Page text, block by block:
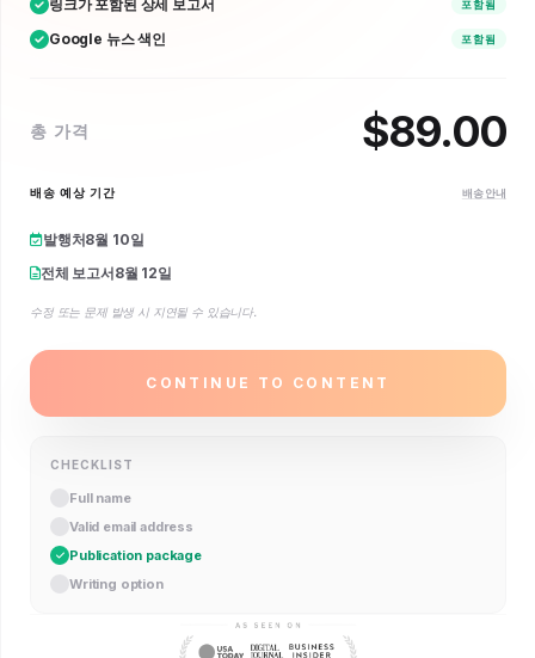
링크가 포함된 상세 보고서 포함됨
Google 뉴스 색인 포함됨
총 가격 $89.00
배송 예상 기간 배송 안내
발행처8월 10일
전체 보고서8월 12일
수정 또는 문제 발생 시 지연될 수 있습니다.
CONTINUE TO CONTENT
CHECKLIST
Full name
Valid email address
Publication package
Writing option